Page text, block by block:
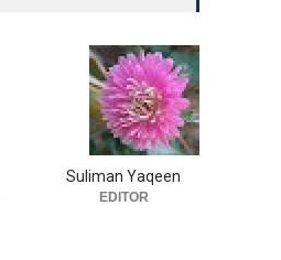
Suliman Yaqeen
EDITOR